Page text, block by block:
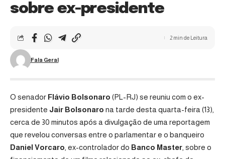
sobre ex-presidente
Fala Geral
2 min de Leitura
O senador Flávio Bolsonaro (PL-RJ) se reuniu com o ex-
presidente Jair Bolsonaro na tarde desta quarta-feira (13),
cerca de 30 minutos após a divulgação de uma reportagem
que revelou conversas entre o parlamentar e o banqueiro
Daniel Vorcaro , ex-controlador do Banco Master , sobre o